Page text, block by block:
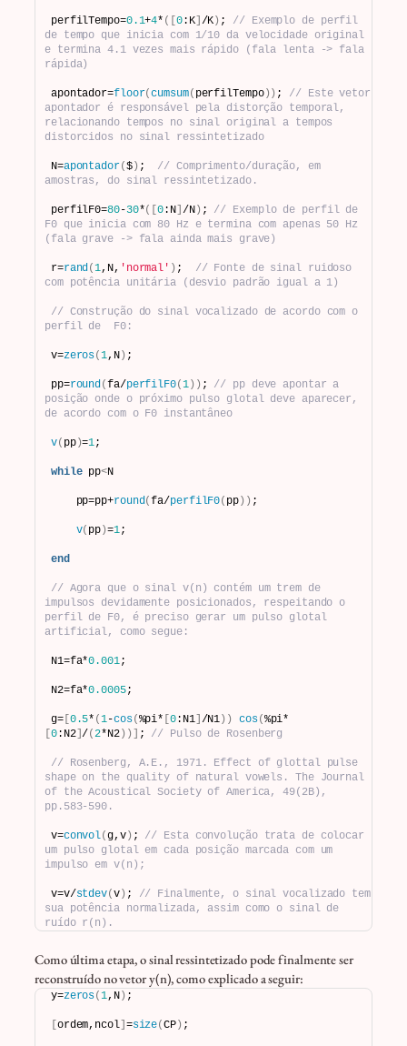
perfilTempo=0.1+4* ([ 0:K] /K ) ; // Exemplo de perfil
de tempo que inicia com 1/10 da velocidade original
e termina 4.1 vezes mais rápido (fala lenta -> fala
rápida)
apontador=floor(cumsum( perfilTempo)) ; // Este vetor
apontador é responsável pela distorção temporal,
relacionando tempos no sinal original a tempos
distorcidos no sinal ressintetizado
N=apontador($) ; // Comprimento/duração, em
amostras, do sinal ressintetizado.
perfilF0=80-30*([0:N] /N) ; // Exemplo de perfil de
F0 que inicia com 80 Hz e termina com apenas 50 Hz
(fala grave -> fala ainda mais grave)
r=rand(1,N, 'normal' ) ; // Fonte de sinal ruidoso
com potência unitária (desvio padrão igual a 1)
// Construção do sinal vocalizado de acordo com o
perfil de  F0:
v=zeros(1,N) ;
pp=round(fa/perfilF0(1)) ; // pp deve apontar a
posição onde o próximo pulso glotal deve aparecer,
de acordo com o F0 instantâneo
v( pp)=1;
while pp<N
    pp=pp+
round(fa/perfilF0( pp)) ;
v( pp )=1;
end
// Agora que o sinal v(n) contém um trem de
impulsos devidamente posicionados, respeitando o
perfil de F0, é preciso gerar um pulso glotal
artificial, como segue:
N1=fa*0.001;
N2=fa*0.0005;
g=[ 0.5* (1-cos(%pi* [0:N1] /N1 )) cos(%pi*
0:N2]/ (2*N2))] ; // Pulso de Rosenberg
// Rosenberg, A.E., 1971. Effect of glottal pulse
shape on the quality of natural vowels. The Journal
of the Acoustical Society of America, 49(2B),
pp.583-590.
v=convol(g,v) ; // Esta convolução trata de colocar
um pulso glotal em cada posição marcada com um
impulso em v(n);
v=v/stdev(v) ;
// Finalmente, o sinal vocalizado tem
sua potência normalizada, assim como o sinal de
ruído r(n).
Como última etapa, o sinal ressintetizado pode finalmente ser
reconstruído no vetor y(n), como explicado a seguir:
y=zeros(1,N) ;
ordem,ncol] =size(CP) ;